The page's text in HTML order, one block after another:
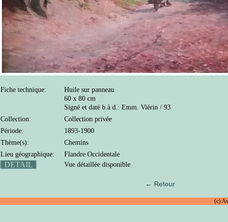
Fiche technique:
Huile sur panneau
60 x 80 cm
Signé et daté b.à d.: Emm. Viérin / 93
Collection:
Collection privée
Période:
1893-1900
Thème(s):
Chemins
Lieu géographique:
Flandre Occidentale
DETAIL Vue détaillée disponible
← Retour
(c)